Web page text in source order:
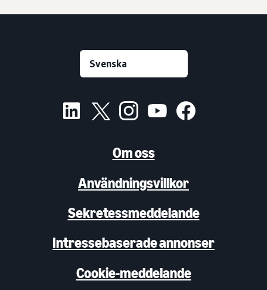
Om oss
Användningsvillkor
Sekretessmeddelande
Intressebaserade annonser
Cookie-meddelande